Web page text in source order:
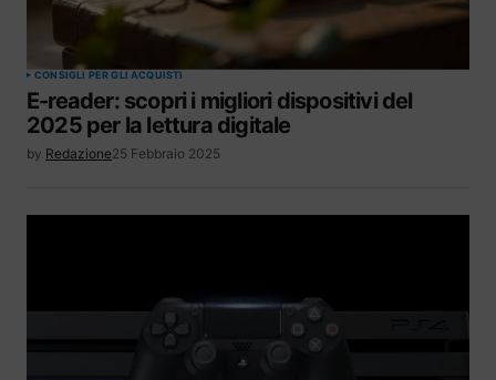
CONSIGLI PER GLI ACQUISTI
E-reader: scopri i migliori dispositivi del
2025 per la lettura digitale
by Redazione25 Febbraio 2025